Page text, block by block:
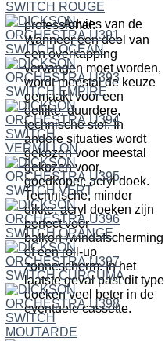
Advies van de professional:
Wanneer een deel van
een overkapping
vervangen moet worden,
wordt meestal de keuze
gemaakt voor een
gelijke, duurdere,
technische stof. In
andere situaties wordt
gekozen voor meestal
gekozen voor,
goedkoper, acryl doek.
Technische, minder
dikke, acryl doeken zijn
perfect voor
balkon-/windafscherming
of een roll-up
zonnescherm. In het
laatste geval past dit type
doeken veel beter in de
eventuele cassette.